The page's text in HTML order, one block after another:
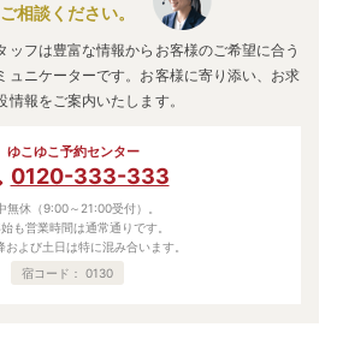
相談ください。
ッフは豊富な情報からお客様のご希望に合う
ュニケーターです。お客様に寄り添い、お求
情報をご案内いたします。
ゆこゆこ予約センター
0120-333-333
無休（9:00～21:00受付）。
も営業時間は通常通りです。
および土日は特に混み合います。
宿コード： 0130